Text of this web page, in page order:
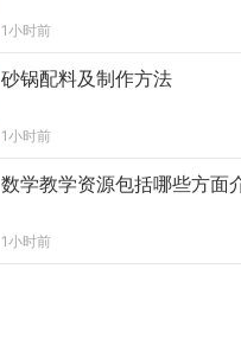
1小时前
砂锅配料及制作方法
1小时前
数学教学资源包括哪些方面
1小时前